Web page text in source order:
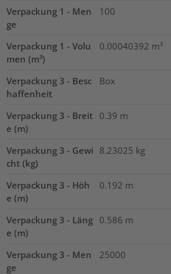
Verpackung 1 - Men
ge
100
Verpackung 1 - Volu
men (m³)
0.00040392 m³
Verpackung 3 - Besc
haffenheit
Box
Verpackung 3 - Breit
e (m)
0.39 m
Verpackung 3 - Gewi
cht (kg)
8.23025 kg
Verpackung 3 - Höh
e (m)
0.192 m
Verpackung 3 - Läng
e (m)
0.586 m
Verpackung 3 - Men
ge
25000